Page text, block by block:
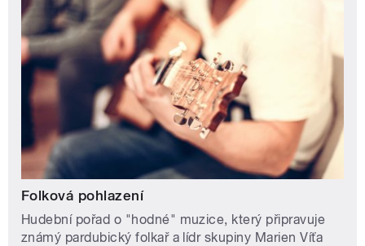
Folková pohlazení
Hudební pořad o "hodné" muzice, který připravuje
známý pardubický folkař a lídr skupiny Marien Víťa